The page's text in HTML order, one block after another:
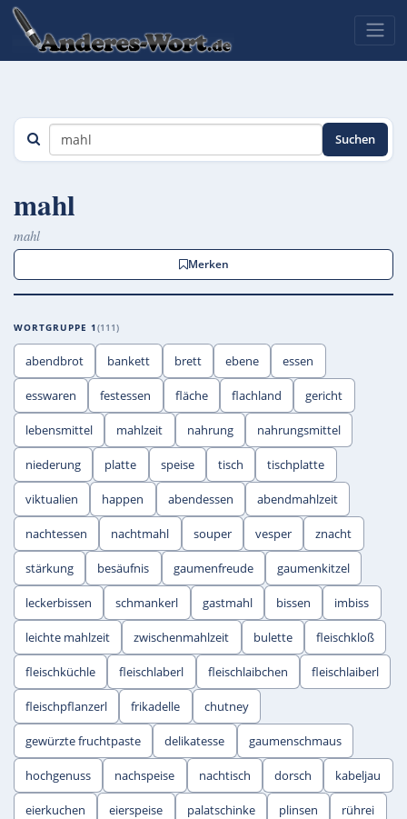
Suchen
mahl
mahl
Merken
WORTGRUPPE 1 111
abendbrot bankett brett ebene essen
esswaren festessen fläche flachland gericht
lebensmittel mahlzeit nahrung nahrungsmittel
niederung platte speise tisch tischplatte
viktualien happen abendessen abendmahlzeit
nachtessen nachtmahl souper vesper znacht
stärkung besäufnis gaumenfreude gaumenkitzel
leckerbissen schmankerl gastmahl bissen imbiss
leichte mahlzeit zwischenmahlzeit bulette fleischkloß
fleischküchle fleischlaberl fleischlaibchen fleischlaiberl
fleischpflanzerl frikadelle chutney
gewürzte fruchtpaste delikatesse gaumenschmaus
hochgenuss nachspeise nachtisch dorsch kabeljau
eierkuchen eierspeise palatschinke plinsen rührei